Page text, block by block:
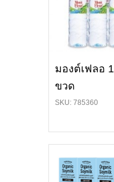
มองต์เฟลอ
ขวด
SKU: 785360